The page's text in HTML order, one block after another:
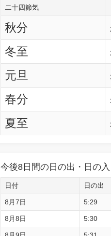
二十四節気
秋分
冬至
元旦
春分
夏至
今後8日間の日の出・日の
日付 日の出
8月7日 5:29
8月8日 5:30